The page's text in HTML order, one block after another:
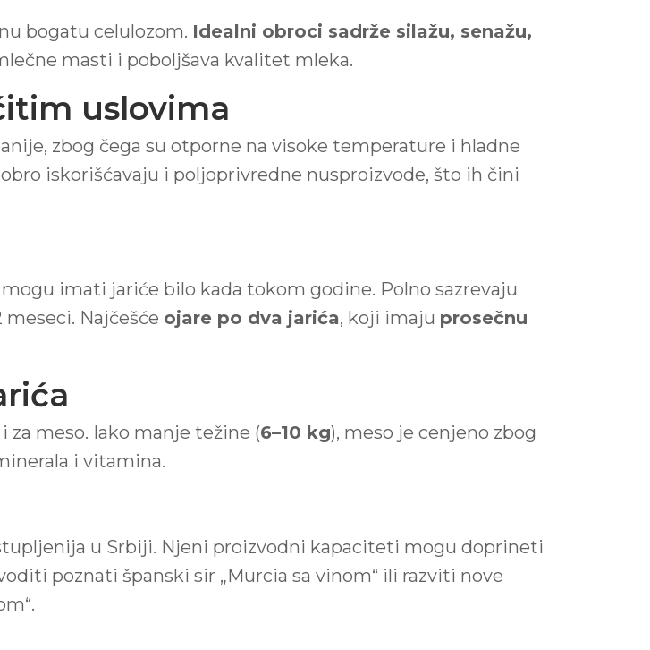
bogatu celulozom. Idealni obroci sadrže silažu, senažu,
masti i poboljšava kvalitet mleka.
uslovima
zbog čega su otporne na visoke temperature i hladne
iskorišćavaju i poljoprivredne nusproizvode, što ih čini
mogu imati jariće bilo kada tokom godine. Polno sazrevaju
Najčešće ojare po dva jarića, koji imaju prosečnu
za meso. Iako manje težine (6–10 kg), meso je cenjeno zbog
i vitamina.
u Srbiji. Njeni proizvodni kapaciteti mogu doprineti
poznati španski sir „Murcia sa vinom“ ili razviti nove